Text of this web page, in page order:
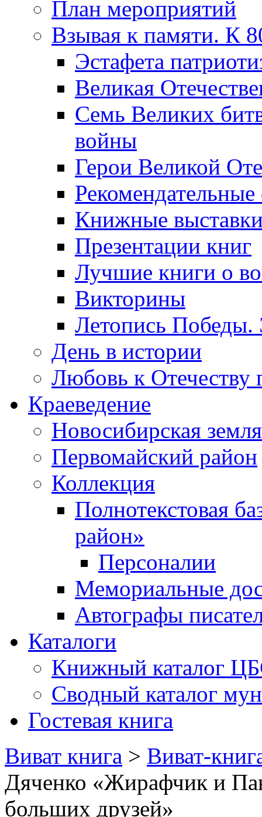
План мероприятий
Взывая к памяти. К
Эcтафета
Великая
Семь Великих
войны
Герои Великой
Рекомендательные
Книжные
Презентации книг
Лучшие книги о
Викторины
Летопись Победы.
День в истории
Любовь к Отечеству
Краеведение
Новосибирская земля
Первомайский район
Коллекция
Полнотекстовая
район»
Персоналии
Мемориальные
Автографы
Каталоги
Книжный каталог
Сводный каталог
Гостевая книга
Виват книга > Виват-
Дяченко «Жирафчик и
больших друзей»